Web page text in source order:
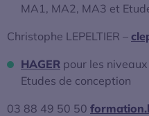
MA1, MA2, MA3 et
Christophe LEPELTIER –
HAGER pour les
Etudes de conception
03 88 49 50 50